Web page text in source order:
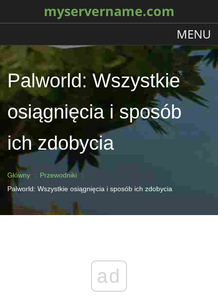
myservername.com
MENU
Palworld: Wszystkie
osiągnięcia i sposób
ich zdobycia
Główny
Przewodniki
Palworld: Wszystkie osiągnięcia i sposób ich zdobycia
ad